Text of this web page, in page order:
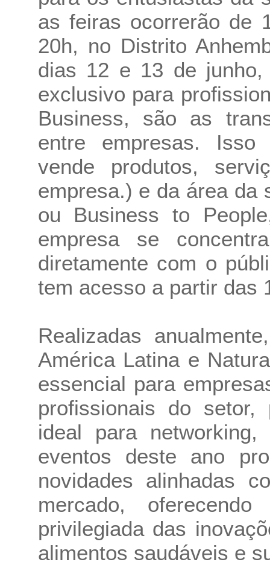
as feiras ocorrerão de
20h, no Distrito
dias 12 e 13 de
exclusivo para
Business, são as
entre empresas.
vende produtos,
empresa.) e da área da
ou Business to
empresa se
diretamente com o
tem acesso a partir das
Realizadas
América Latina e
essencial para
profissionais do setor,
ideal para
eventos deste ano
novidades alinhadas
mercado,
privilegiada das
alimentos saudáveis e